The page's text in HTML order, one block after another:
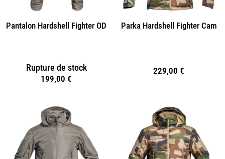
Pantalon Hardshell Fighter OD
Rupture de stock
199,00 €
Parka Hardshell Fighter Cam
229,00 €